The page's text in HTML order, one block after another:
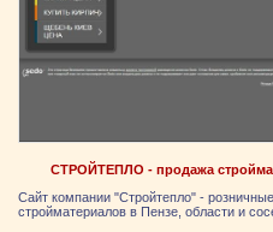
СТРОЙТЕПЛО - продажа
Сайт компании "Стройтепло" -
стройматериалов в Пензе, области и